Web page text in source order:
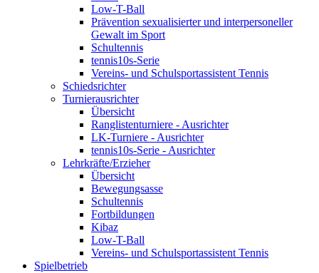
Low-T-Ball
Prävention sexualisierter und interpersoneller
Gewalt im Sport
Schultennis
tennis10s-Serie
Vereins- und Schulsportassistent Tennis
Schiedsrichter
Turnierausrichter
Übersicht
Ranglistenturniere - Ausrichter
LK-Turniere - Ausrichter
tennis10s-Serie - Ausrichter
Lehrkräfte/Erzieher
Übersicht
Bewegungsasse
Schultennis
Fortbildungen
Kibaz
Low-T-Ball
Vereins- und Schulsportassistent Tennis
Spielbetrieb